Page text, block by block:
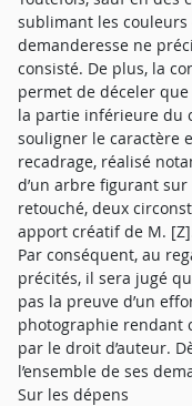
sublimant les couleurs
demanderesse ne
consisté. De plus, la
permet de déceler
la partie inférieure du
souligner le caractère
recadrage, réalisé
d’un arbre figurant
retouché, deux
apport créatif de M.
Par conséquent, au
précités, il sera jugé
pas la preuve d’un
photographie rendant
par le droit d’auteur.
l’ensemble de ses
Sur les dépens